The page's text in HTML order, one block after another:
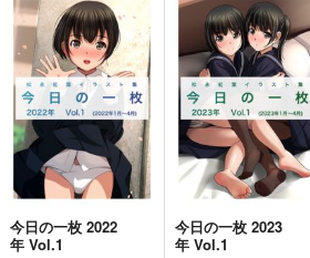
麻宮騎亜ヘリテージエ
ディション「ガンヘッ
ド」上巻
太陽系旅団
4,235円（税込）
オリジナル
ガンヘッド
ニム
ブルックリン
サンプル
コミケ童話の裏話総集
おのでら総本舗
1,540円（税込）
オリジナル メロス
サンプル
今日の一枚 2022
年 Vol.1
今日の一枚 2023
年 Vol.1